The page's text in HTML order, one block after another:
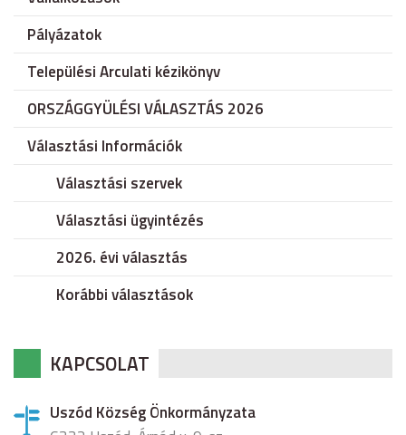
Pályázatok
Települési Arculati kézikönyv
ORSZÁGGYÜLÉSI VÁLASZTÁS 2026
Választási Információk
Választási szervek
Választási ügyintézés
2026. évi választás
Korábbi választások
KAPCSOLAT
Uszód Község Önkormányzata